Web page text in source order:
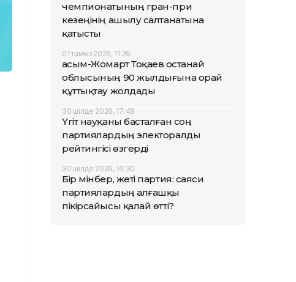
чемпионатының гран-при
кезеңінің ашылу салтанатына
қатысты
01 тамыз 2026, 11:26
Қасым-Жомарт Тоқаев Қостанай
облысының 90 жылдығына орай
құттықтау жолдады
30 шілде 2026, 17:48
Үгіт науқаны басталған соң
партиялардың электоралды
рейтингісі өзгерді
30 шілде 2026, 16:30
Бір мінбер, жеті партия: саяси
партиялардың алғашқы
пікірсайысы қалай өтті?